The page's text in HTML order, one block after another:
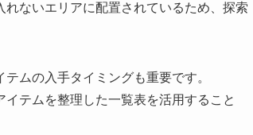
ないエリアに配置されているため、探索
ムの入手タイミングも重要です。
テムを整理した一覧表を活用すること